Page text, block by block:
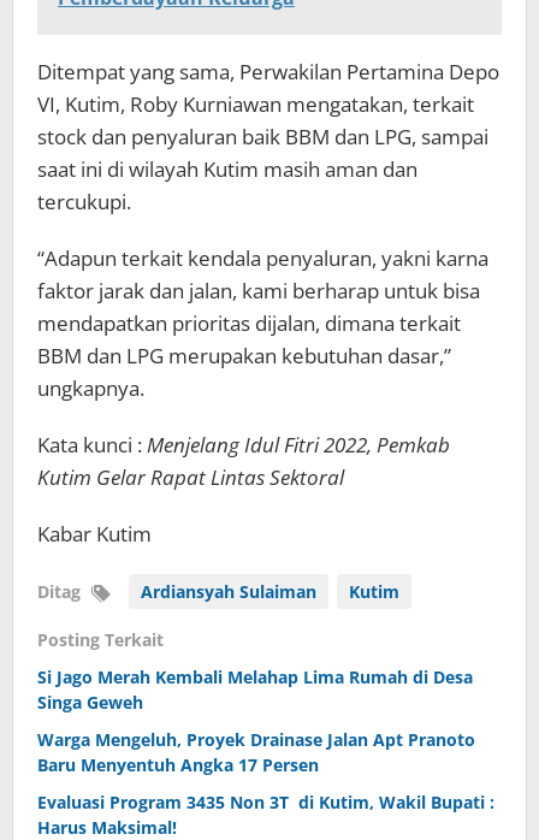
Ditempat yang sama, Perwakilan Pertamina Depo
VI, Kutim, Roby Kurniawan mengatakan, terkait
stock dan penyaluran baik BBM dan LPG, sampai
saat ini di wilayah Kutim masih aman dan
tercukupi.
“Adapun terkait kendala penyaluran, yakni karna
faktor jarak dan jalan, kami berharap untuk bisa
mendapatkan prioritas dijalan, dimana terkait
BBM dan LPG merupakan kebutuhan dasar,”
ungkapnya.
Kata kunci :Menjelang Idul Fitri 2022, Pemkab
Kutim Gelar Rapat Lintas Sektoral
Kabar Kutim
Ditag Ardiansyah Sulaiman Kutim
Posting Terkait
Si Jago Merah Kembali Melahap Lima Rumah di Desa
Singa Geweh
Warga Mengeluh, Proyek Drainase Jalan Apt Pranoto
Baru Menyentuh Angka 17 Persen
Evaluasi Program 3435 Non 3T di Kutim, Wakil Bupati :
Harus Maksimal!